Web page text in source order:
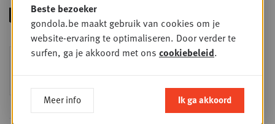
WOE
Foodservice - Joint
onderhandelingstafel is geen toeval!
Beste bezoeker
gondola.be maakt gebruik van cookies om je
website-ervaring te optimaliseren. Door verder te
surfen, ga je akkoord met ons cookiebeleid.
Meer info Ik ga akkoord